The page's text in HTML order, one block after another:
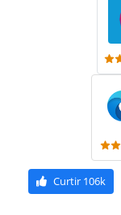
Curtir 106k